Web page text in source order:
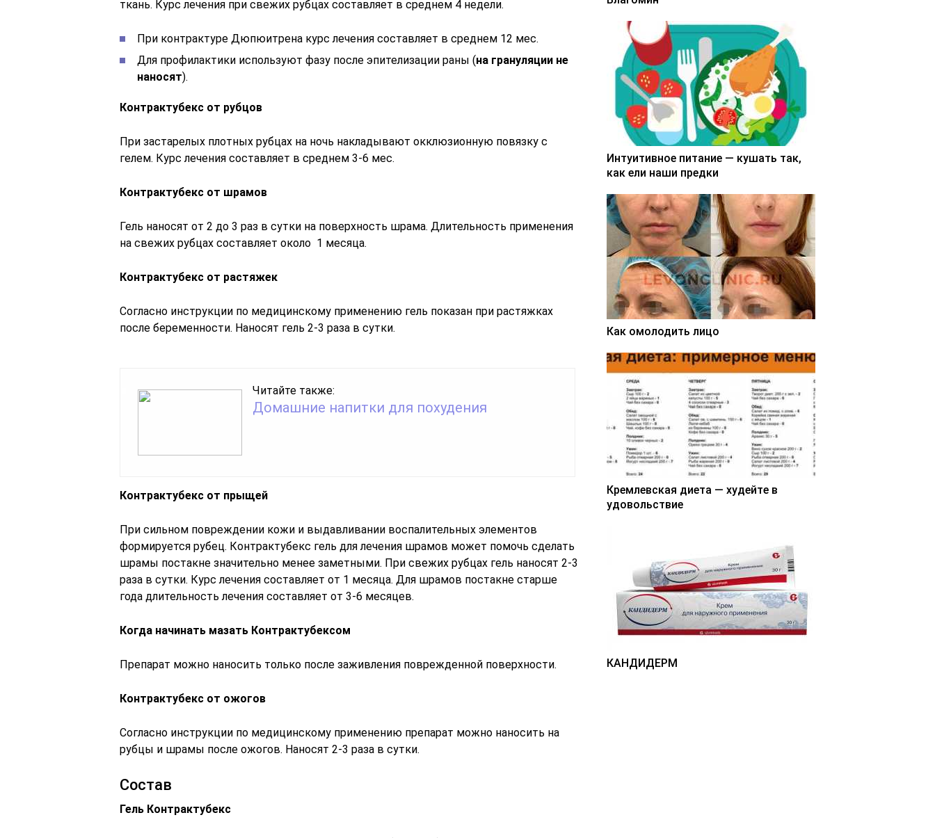
ткань. Курс лечения при свежих рубцах составляет в среднем 4 недели.
При контрактуре Дюпюитрена курс лечения составляет в среднем 12 мес.
Для профилактики используют фазу после эпителизации раны (на грануляции не
наносят).
Контрактубекс от рубцов
При застарелых плотных рубцах на ночь накладывают окклюзионную повязку с
гелем. Курс лечения составляет в среднем 3-6 мес.
Контрактубекс от шрамов
Гель наносят от 2 до 3 раз в сутки на поверхность шрама. Длительность применения
на свежих рубцах составляет около 1 месяца.
Контрактубекс от растяжек
Согласно инструкции по медицинскому применению гель показан при растяжках
после беременности. Наносят гель 2-3 раза в сутки.
Читайте также:
Домашние напитки для похудения
Контрактубекс от прыщей
При сильном повреждении кожи и выдавливании воспалительных элементов
формируется рубец. Контрактубекс гель для лечения шрамов может помочь сделать
шрамы постакне значительно менее заметными. При свежих рубцах гель наносят 2-3
раза в сутки. Курс лечения составляет от 1 месяца. Для шрамов постакне старше
года длительность лечения составляет от 3-6 месяцев.
Когда начинать мазать Контрактубексом
Препарат можно наносить только после заживления поврежденной поверхности.
Контрактубекс от ожогов
Согласно инструкции по медицинскому применению препарат можно наносить на
рубцы и шрамы после ожогов. Наносят 2-3 раза в сутки.
Состав
Гель Контрактубекс
Интуитивное питание — кушать так,
как ели наши предки
Как омолодить лицо
Кремлевская диета — худейте в
удовольствие
КАНДИДЕРМ